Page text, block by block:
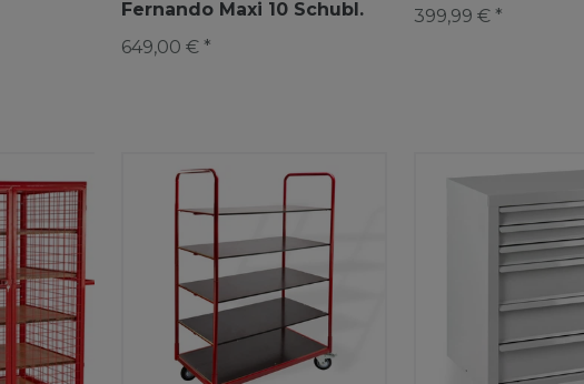
Fernando Maxi 10 Schubl.
649,00 € *
399,99 € *